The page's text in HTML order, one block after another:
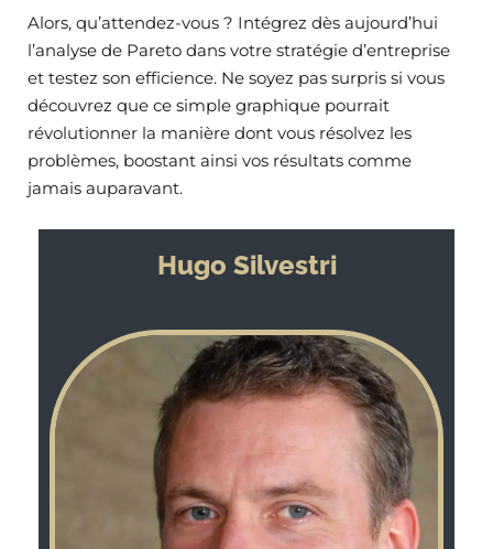
Alors, qu’attendez-vous ? Intégrez dès aujourd’hui
l’analyse de Pareto dans votre stratégie d’entreprise
et testez son efficience. Ne soyez pas surpris si vous
découvrez que ce simple graphique pourrait
révolutionner la manière dont vous résolvez les
problèmes, boostant ainsi vos résultats comme
jamais auparavant.
Hugo Silvestri